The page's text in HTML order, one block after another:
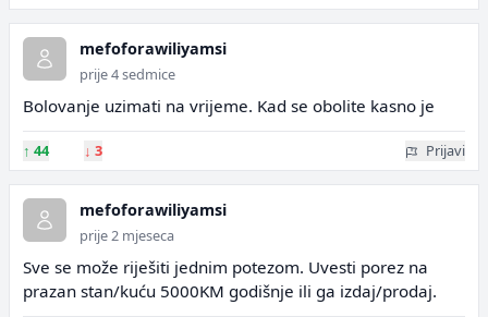
mefoforawiliyamsi
prije 4 sedmice
Bolovanje uzimati na vrijeme. Kad se obolite kasno je
↑ 44 ↓ 3 Prijavi
mefoforawiliyamsi
prije 2 mjeseca
Sve se može riješiti jednim potezom. Uvesti porez na
prazan stan/kuću 5000KM godišnje ili ga izdaj/prodaj.